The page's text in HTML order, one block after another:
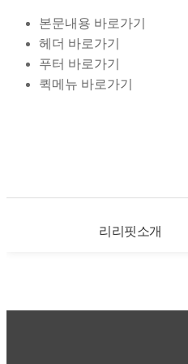
본문내용 바로가기
헤더 바로가기
푸터 바로가기
퀵메뉴 바로가기
리리핏소개